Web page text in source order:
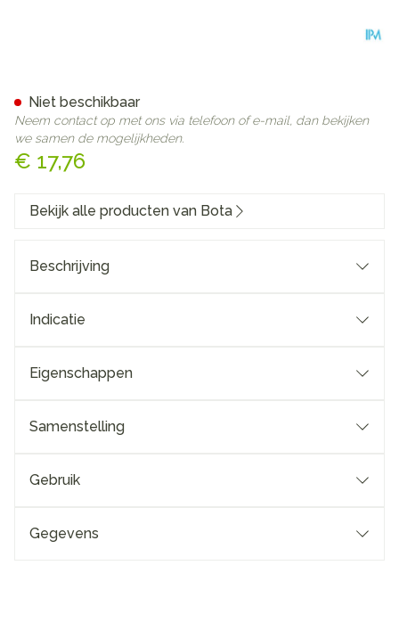
€ 17,76
Niet beschikbaar
Neem contact op met ons via telefoon of e-mail, dan bekijken
we samen de mogelijkheden.
Bekijk alle producten van Bota
Beschrijving
Indicatie
Eigenschappen
Samenstelling
Gebruik
Gegevens